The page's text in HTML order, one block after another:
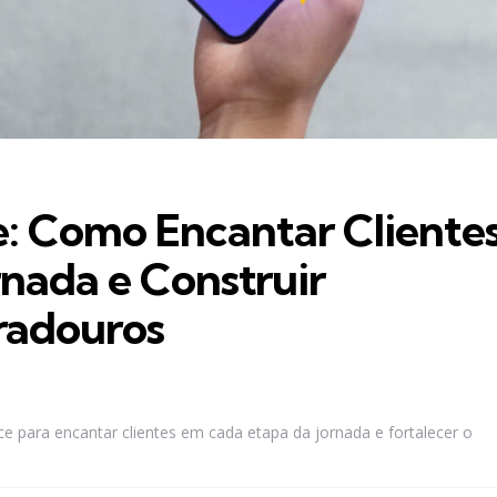
Como Encantar
e Construir
para encantar clientes em cada etapa da jornada e fortalecer o